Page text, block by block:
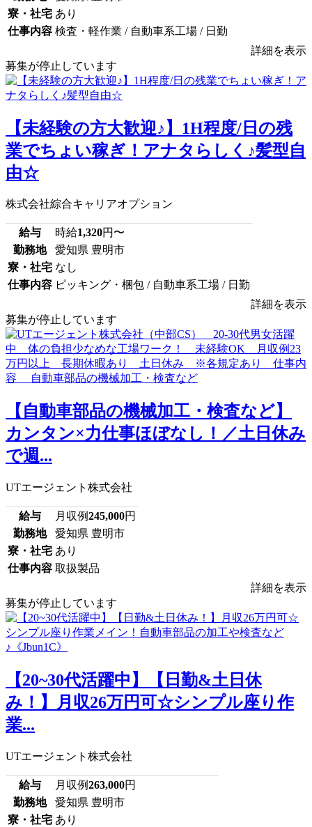
寮・社宅 あり
仕事内容 検査・軽作業 / 自動車系工場 / 日勤
詳細を表示
募集が停止しています
【未経験の方大歓迎♪】1H程度/日の残
業でちょい稼ぎ！アナタらしく♪髪型自
由☆
株式会社綜合キャリアオプション
給与 時給1,320円〜
勤務地
愛知県 豊明市
寮・社宅 なし
仕事内容 ピッキング・梱包 / 自動車系工場 / 日勤
詳細を表示
募集が停止しています
【自動車部品の機械加工・検査など】
カンタン×力仕事ほぼなし！／土日休み
で週...
UTエージェント株式会社
給与 月収例245,000円
勤務地
愛知県 豊明市
寮・社宅 あり
仕事内容 取扱製品
詳細を表示
募集が停止しています
【20~30代活躍中】【日勤&土日休
み！】月収26万円可☆シンプル座り作
業...
UTエージェント株式会社
給与 月収例263,000円
勤務地
愛知県 豊明市
寮・社宅 あり